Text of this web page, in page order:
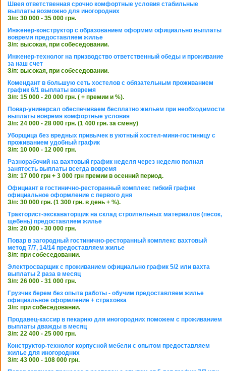
Швея ответственная срочно комфортные условия стабильные
выплаты возможно для иногородних
З/п: 30 000 - 35 000 грн.
Инженер-конструктор с образованием оформим официально выплаты
вовремя предоставляем жилье
З/п: высокая, при собеседовании.
Инженер-технолог на призводство ответственный обеды и проживание
за наш счет
З/п: высокая, при собеседовании.
Комендант в большую сеть хостелов с обязательным проживанием
график 6/1 выплаты вовремя
З/п: 15 000 - 20 000 грн. ( + премии и %).
Повар-универсал обеспечиваем бесплатно жильем при необходимости
выплаты вовремя комфортные условия
З/п: 24 000 - 28 000 грн. (1 400 грн. за смену)
Уборщица без вредных привычек в уютный хостел-мини-гостиницу с
проживанием удобный график
З/п: 10 000 - 12 000 грн.
Разнорабочий на вахтовый график неделя через неделю полная
занятость выплаты всегда вовремя
З/п: 17 000 грн + 3 000 грн премии в осенний период.
Официант в гостинично-ресторанный комплекс гибкий график
официальное оформление с первого дня
З/п: 30 000 грн. (1 300 грн. в день + %).
Тракторист-экскаваторщик на склад строительных материалов (песок,
щебень) предоставляем жилье
З/п: 20 000 - 30 000 грн.
Повар в загородный гостинично-ресторанный комплекс вахтовый
метод 7/7, 14/14 предоставляем жилье
З/п: при собеседовании.
Электросварщик с проживанием официально график 5/2 или вахта
выплаты 2 раза в месяц
З/п: 26 000 - 31 000 грн.
Грузчик берем без опыта работы - обучим предоставляем жилье
официальное оформление + страховка
З/п: при собеседовании.
Продавец-кассир в пекарню для иногородних поможем с проживанием
выплаты дважды в месяц
З/п: 22 400 - 25 000 грн.
Конструктор-технолог корпусной мебели с опытом предоставляем
жилье для иногородних
З/п: 43 000 - 108 000 грн.